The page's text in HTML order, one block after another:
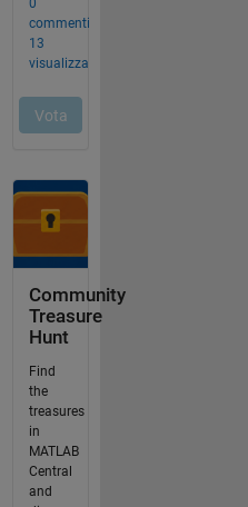
Community
Treasure
Hunt
Find
the
treasures
in
MATLAB
Central
and